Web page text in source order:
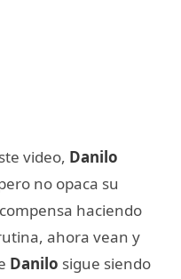
video, Danilo
no opaca su
haciendo
ahora vean y
Danilo sigue siendo